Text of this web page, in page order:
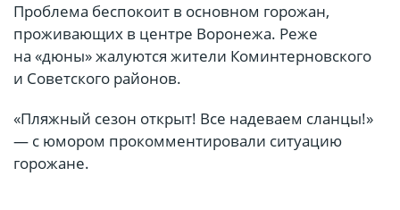
Проблема беспокоит в основном горожан,
проживающих в центре Воронежа. Реже
на «дюны» жалуются жители Коминтерновского
и Советского районов.
«Пляжный сезон открыт! Все надеваем сланцы!»
— с юмором прокомментировали ситуацию
горожане.